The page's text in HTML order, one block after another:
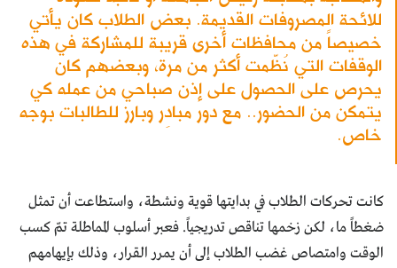
للائحة المصروفات القديمة. بعض الطلاب كان يأتي
خصيصاً من محافظات أخرى قريبة للمشاركة في هذه
الوقفات التي نُظّمت أكثر من مرة، وبعضهم كان
يحرص على الحصول على إذن صباحي من عمله كي
يتمكن من الحضور.. مع دور مبادِر وبارز للطالبات بوجه
خاص.
كانت تحركات الطلاب في بدايتها قوية ونشطة، واستطاعت أن تمثل
ضغطاً ما، لكن زخمها تناقص تدريجياً. فعبر أسلوب المماطلة تمّ كسب
الوقت وامتصاص غضب الطلاب إلى أن يمرر القرار، وذلك بإيهامهم